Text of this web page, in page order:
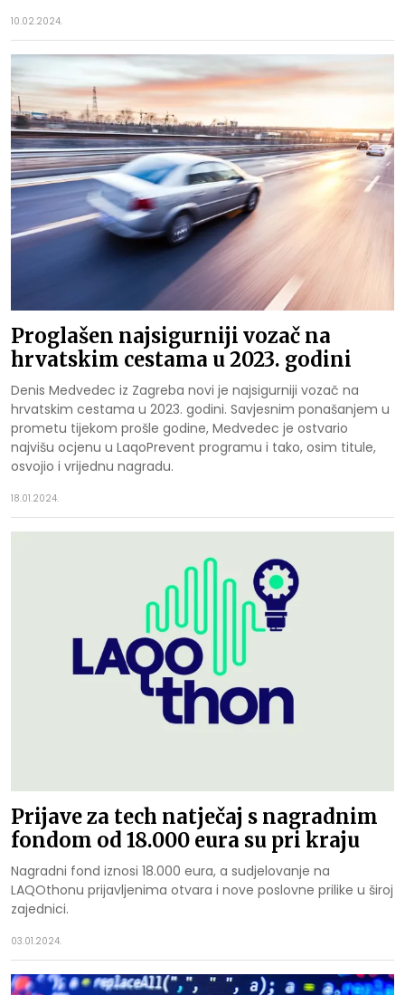
10.02.2024.
Proglašen najsigurniji vozač na
hrvatskim cestama u 2023. godini
Denis Medvedec iz Zagreba novi je najsigurniji vozač na
hrvatskim cestama u 2023. godini. Savjesnim ponašanjem u
prometu tijekom prošle godine, Medvedec je ostvario
najvišu ocjenu u LaqoPrevent programu i tako, osim titule,
osvojio i vrijednu nagradu.
18.01.2024.
Prijave za tech natječaj s nagradnim
fondom od 18.000 eura su pri kraju
Nagradni fond iznosi 18.000 eura, a sudjelovanje na
LAQOthonu prijavljenima otvara i nove poslovne prilike u široj
zajednici.
03.01.2024.